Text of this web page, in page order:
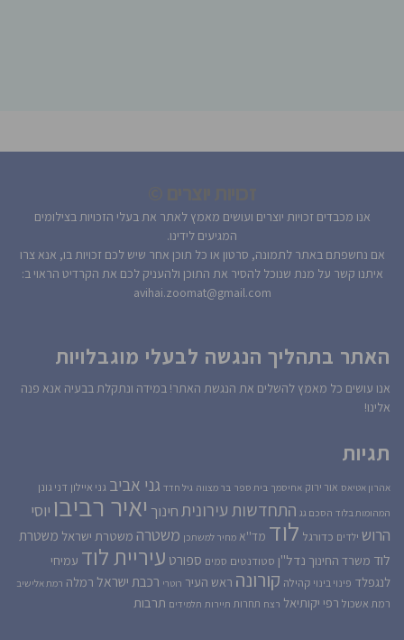
אנו מכבדים זכויות יוצרים ועושים מאמץ לאתר את בעלי הזכויות בצילומים
המגיעים לידינו.
אם נחשפתם באתר לתמונה, סרטון או כל תוכן אחר שיש לכם זכויות בו, אנא צרו
איתנו קשר על מנת שנוכל להסיר את התוכן ולהעניק לכם את הקרדיט הראוי ב:
avihai.zoomat@gmail.com
האתר בתהליך הנגשה לבעלי מוגבלויות
אנו עושים כל מאמץ להשלים את הנגשת האתר! במידה ונתקלת בבעיה אנא פנה
אלינו!
תגיות
אהרון אטיאס אור ירוק אחיסמך בית ספר בר מצווה גיל חדד גני אביב גני איילון דני גונן
המהומות בלוד הסכם גג התחדשות עירוניתחינוך יאיר רביבו יוסי
הרוש ילדים כדורגל לוד מד''א מחיר למשתכן משטרה משטרת ישראל משטרת
לוד משרד החינוך נדל''ן סטודנטים סמים ספורט עיריית לוד עמיחי
לנגפלד פינוי בינוי קהילה קורונה ראש העיר רוטרי רכבת ישראל רמלה רמת אלישיב
רמת אשכול רפי יקותיאל רצח תחרות תיירות תלמידים תרבות